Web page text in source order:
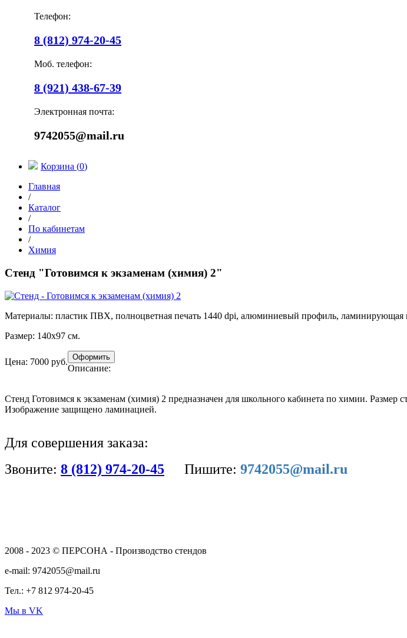
Телефон:
8 (812) 974-20-45
Моб. телефон:
8 (921) 438-67-39
Электронная почта:
9742055@mail.ru
Корзина (0)
Главная
/
Каталог
/
По кабинетам
/
Химия
Стенд "Готовимся к экзаменам (химия) 2"
Материалы: пластик ПВХ, полноцветная печать 1440 dpi, алюминиевый профиль, ламинирующая
Размер: 140х97 см.
Цена: 7000 руб.
Описание:
Стенд Готовимся к экзаменам (химия) 2 предназначен для школьного кабинета по химии.
Изображение защищено ламинацией.
Для совершения заказа:
Звоните: 8 (812) 974-20-45 Пишите: 9742055@mail.ru
2008 - 2023 © ПЕРСОНА - Производство стендов
e-mail: 9742055@mail.ru
Тел.: +7 812 974-20-45
Мы в VK